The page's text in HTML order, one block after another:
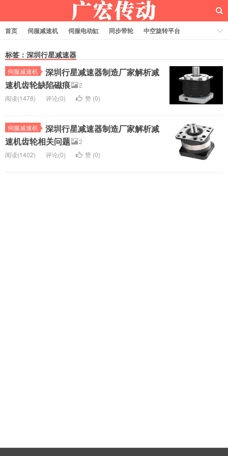
首页 伺服减速机 伺服电动缸 同步带轮
中空旋转平台
标签：深圳行星减速器
伺服减速机
深圳行星减速器制造厂家解析减
速机齿轮缺陷磁痕
2
阅读(1478)
评论(0) 赞 (0)
伺服减速机
深圳行星减速器制造厂家解析减
速机齿轮相关问题
2
阅读(1402)
评论(0) 赞 (0)